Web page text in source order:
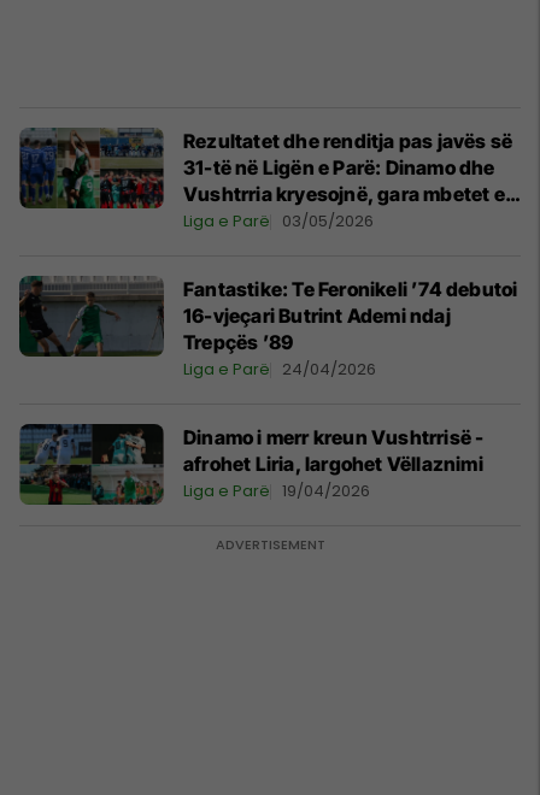
Rezultatet dhe renditja pas javës së
31-të në Ligën e Parë: Dinamo dhe
Vushtrria kryesojnë, gara mbetet e
ndezur për pozitat e para
Liga e Parë 03/05/2026
Fantastike: Te Feronikeli ’74 debutoi
16-vjeçari Butrint Ademi ndaj
Trepçës ’89
Liga e Parë 24/04/2026
Dinamo i merr kreun Vushtrrisë -
afrohet Liria, largohet Vëllaznimi
Liga e Parë 19/04/2026